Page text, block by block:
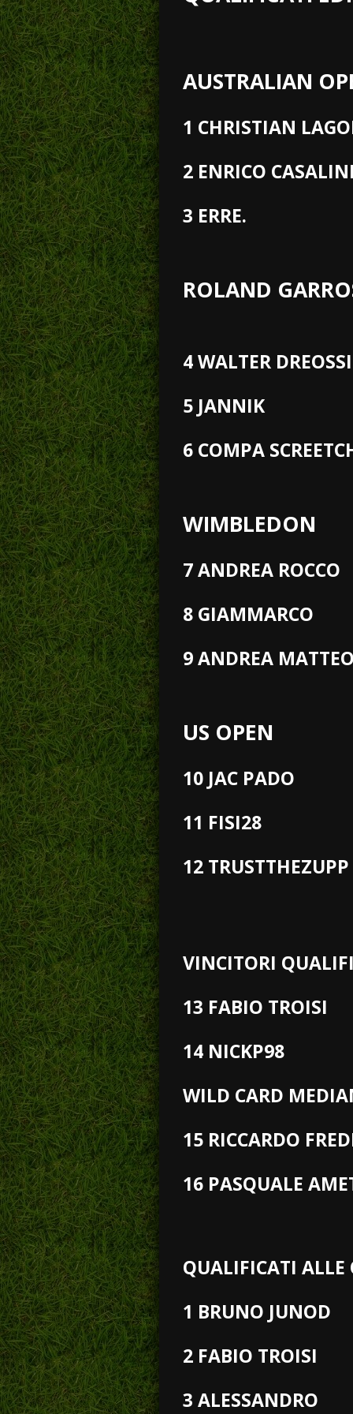
AUSTRALIAN
1 CHRISTIAN
2 ENRICO CASALINI
3 ERRE.
ROLAND
4 WALTER DREOSSI
5 JANNIK
6 COMPA
WIMBLEDON
7 ANDREA ROCCO
8 GIAMMARCO
9 ANDREA
US OPEN
10 JAC PADO
11 FISI28
12 TRUSTTHEZUPP
VINCITORI
13 FABIO TROISI
14 NICKP98
WILD CARD
15 RICCARDO
16 PASQUALE
QUALIFICATI
1 BRUNO JUNOD
2 FABIO TROISI
3 ALESSANDRO